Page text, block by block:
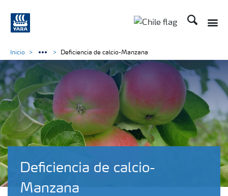
Buscar
Deficiencia de calcio-
Manzana
Inicio Deficiencia de calcio-Manzana